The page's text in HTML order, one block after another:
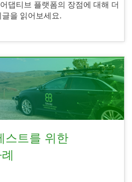
댑티브 플랫폼의 장점에 대해 더
을 읽어보세요.
스트를 위한